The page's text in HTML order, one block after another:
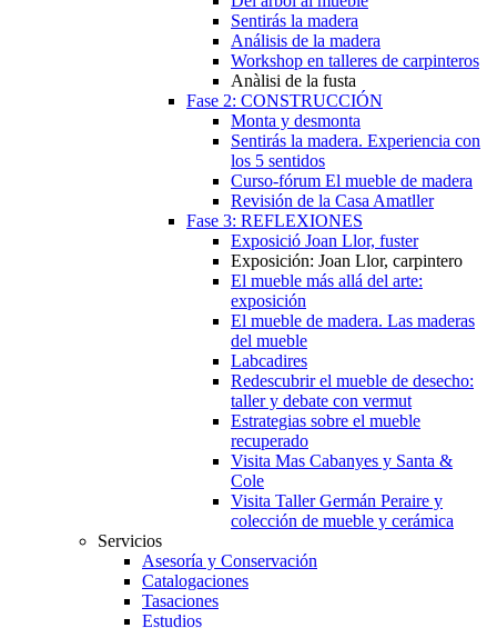
Sentirás la madera
Análisis de la madera
Workshop en talleres de carpinteros
Anàlisi de la fusta
Fase 2: CONSTRUCCIÓN
Monta y desmonta
Sentirás la madera. Experiencia con
los 5 sentidos
Curso-fórum El mueble de madera
Revisión de la Casa Amatller
Fase 3: REFLEXIONES
Exposició Joan Llor, fuster
Exposición: Joan Llor, carpintero
El mueble más allá del arte:
exposición
El mueble de madera. Las maderas
del mueble
Labcadires
Redescubrir el mueble de desecho:
taller y debate con vermut
Estrategias sobre el mueble
recuperado
Visita Mas Cabanyes y Santa &
Cole
Visita Taller Germán Peraire y
colección de mueble y cerámica
Servicios
Asesoría y Conservación
Catalogaciones
Tasaciones
Estudios